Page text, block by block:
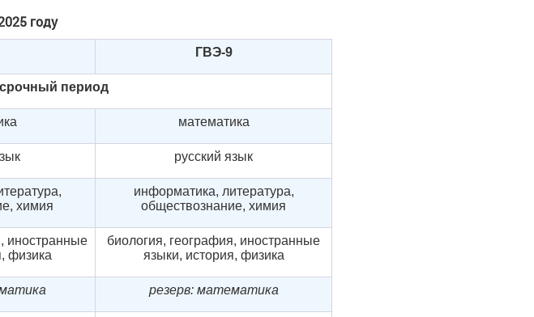
году
ГВЭ-9
период
математика
русский язык
химия
информатика, литература,
обществознание, химия
иностранные
физика
биология, география, иностранные
языки, история, физика
резерв: математика